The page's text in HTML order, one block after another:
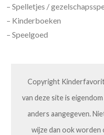
– Spelletjes /
– Kinderboeken
– Speelgoed
Copyright
van deze site is
anders aangegeven.
wijze dan ook worden